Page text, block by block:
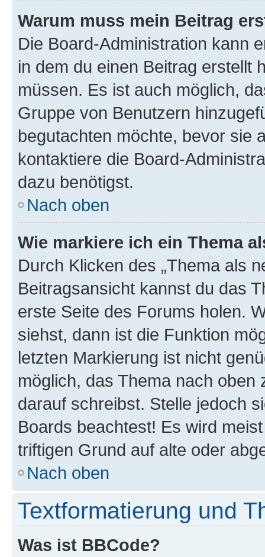
Warum muss mein Beitrag
Die Board-Administration kann
in dem du einen Beitrag erstellt
müssen. Es ist auch möglich,
Gruppe von Benutzern
begutachten möchte, bevor sie
kontaktiere die Board-
dazu benötigst.
Nach oben
Wie markiere ich ein Thema
Durch Klicken des „Thema als
Beitragsansicht kannst du das
erste Seite des Forums holen.
siehst, dann ist die Funktion
letzten Markierung ist nicht
möglich, das Thema nach oben
darauf schreibst. Stelle jedoch
Boards beachtest! Es wird
triftigen Grund auf alte oder
Nach oben
Textformatierung und
Was ist BBCode?